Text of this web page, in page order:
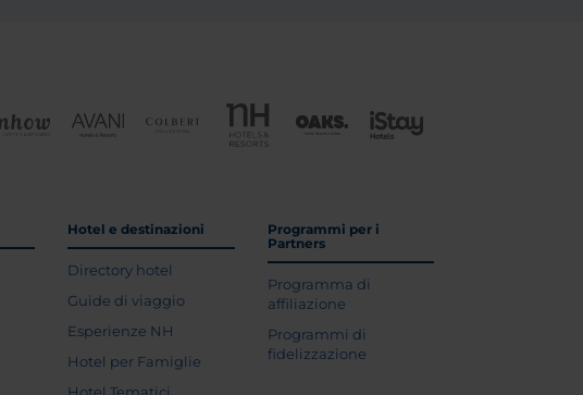
Hotel e destinazioni
Directory hotel
Guide di viaggio
Esperienze NH
Hotel per Famiglie
Programmi per i
Partners
Programma di
affiliazione
Programmi di
fidelizzazione